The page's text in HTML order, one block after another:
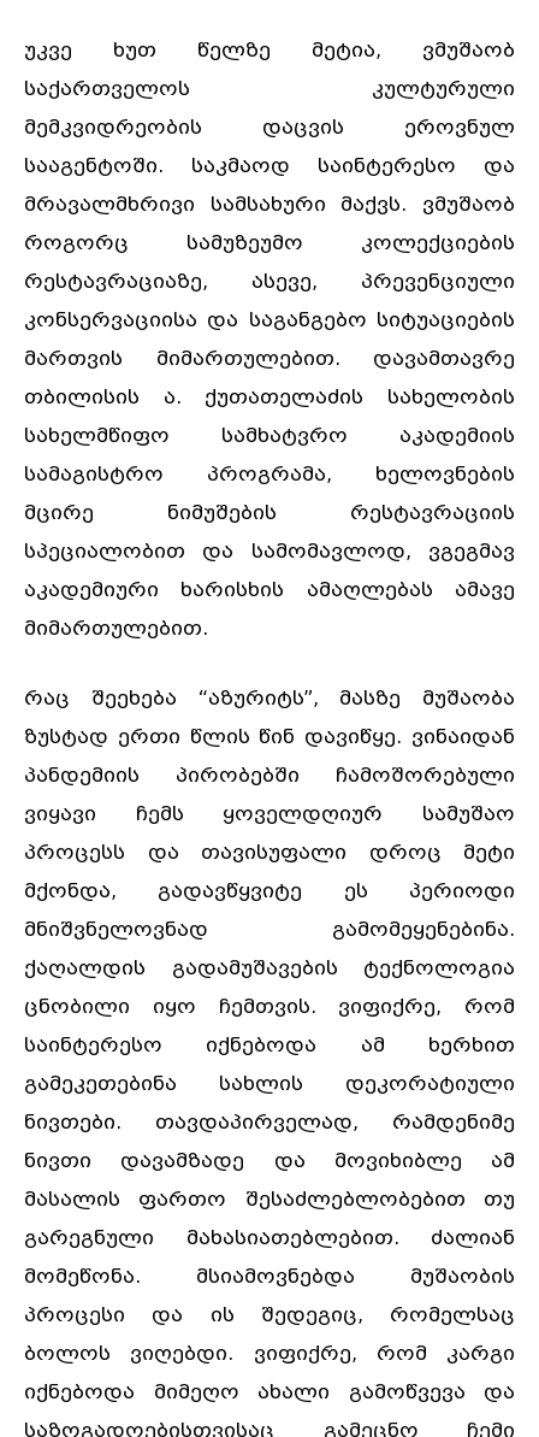
უკვე ხუთ წელზე მეტია, ვმუშაობ
საქართველოს კულტურული
მემკვიდრეობის დაცვის ეროვნულ
სააგენტოში. საკმაოდ საინტერესო და
მრავალმხრივი სამსახური მაქვს. ვმუშაობ
როგორც სამუზეუმო კოლექციების
რესტავრაციაზე, ასევე, პრევენციული
კონსერვაციისა და საგანგებო სიტუაციების
მართვის მიმართულებით. დავამთავრე
თბილისის ა. ქუთათელაძის სახელობის
სახელმწიფო სამხატვრო აკადემიის
სამაგისტრო პროგრამა, ხელოვნების
მცირე ნიმუშების რესტავრაციის
სპეციალობით და სამომავლოდ, ვგეგმავ
აკადემიური ხარისხის ამაღლებას ამავე
მიმართულებით.
რაც შეეხება “აზურიტს”, მასზე მუშაობა
ზუსტად ერთი წლის წინ დავიწყე. ვინაიდან
პანდემიის პირობებში ჩამოშორებული
ვიყავი ჩემს ყოველდღიურ სამუშაო
პროცესს და თავისუფალი დროც მეტი
მქონდა, გადავწყვიტე ეს პერიოდი
მნიშვნელოვნად გამომეყენებინა.
ქაღალდის გადამუშავების ტექნოლოგია
ცნობილი იყო ჩემთვის. ვიფიქრე, რომ
საინტერესო იქნებოდა ამ ხერხით
გამეკეთებინა სახლის დეკორატიული
ნივთები. თავდაპირველად, რამდენიმე
ნივთი დავამზადე და მოვიხიბლე ამ
მასალის ფართო შესაძლებლობებით თუ
გარეგნული მახასიათებლებით. ძალიან
მომეწონა. მსიამოვნებდა მუშაობის
პროცესი და ის შედეგიც, რომელსაც
ბოლოს ვიღებდი. ვიფიქრე, რომ კარგი
იქნებოდა მიმეღო ახალი გამოწვევა და
საზოგადოებისთვისაც გამეცნო ჩემი